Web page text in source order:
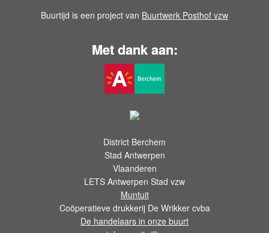
Buurtijd is een project van Buurtwerk Posthof vzw
Met dank aan:
District Berchem
Stad Antwerpen
Vlaanderen
LETS Antwerpen Stad vzw
Muntuit
Coöperatieve drukkerij De Wrikker cvba
De handelaars in onze buurt